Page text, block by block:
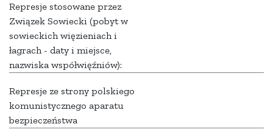
Represje stosowane przez
Związek Sowiecki (pobyt w
sowieckich więzieniach i
łagrach - daty i miejsce,
nazwiska współwięźniów):
Represje ze strony polskiego
komunistycznego aparatu
bezpieczeństwa